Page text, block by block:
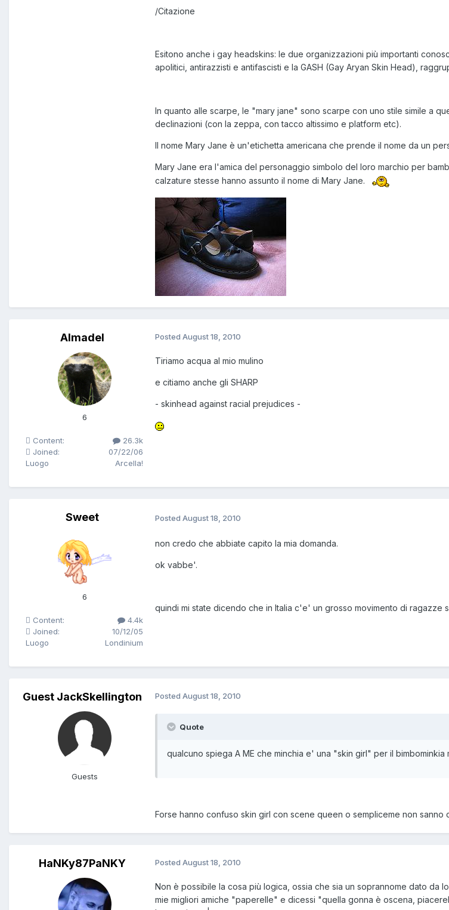
/Citazione
Esitono anche i gay headskins: le due organizzazioni più importanti
apolitici, antirazzisti e antifascisti e la GASH (Gay Aryan Skin Head),
In quanto alle scarpe, le "mary jane" sono scarpe con uno stile simile a
declinazioni (con la zeppa, con tacco altissimo e platform etc).
Il nome Mary Jane è un'etichetta americana che prende il nome da un
Mary Jane era l'amica del personaggio simbolo del loro marchio per
calzature stesse hanno assunto il nome di Mary Jane.
Almadel
6
Content:
26.3k
Joined:
07/22/06
Luogo
Arcella!
Posted August 18, 2010
Tiriamo acqua al mio mulino
e citiamo anche gli SHARP
- skinhead against racial prejudices -
Sweet
6
Content:
4.4k
Joined:
10/12/05
Luogo
Londinium
Posted August 18, 2010
non credo che abbiate capito la mia domanda.
ok vabbe'.
quindi mi state dicendo che in Italia c'e' un grosso movimento di ragazze
Guest JackSkellington
Guests
Posted August 18, 2010
Quote
qualcuno spiega A ME che minchia e' una "skin girl" per il bimbominkia
Forse hanno confuso skin girl con scene queen o sempliceme non sanno
HaNKy87PaNKY Posted August 18, 2010
Non è possibile la cosa più logica, ossia che sia un soprannome dato da
mie migliori amiche "paperelle" e dicessi "quella gonna è oscena,